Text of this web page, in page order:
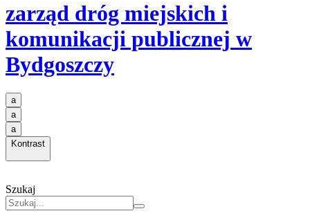
zarząd dróg miejskich i
komunikacji publicznej w
Bydgoszczy
a
a
a
Kontrast
Szukaj